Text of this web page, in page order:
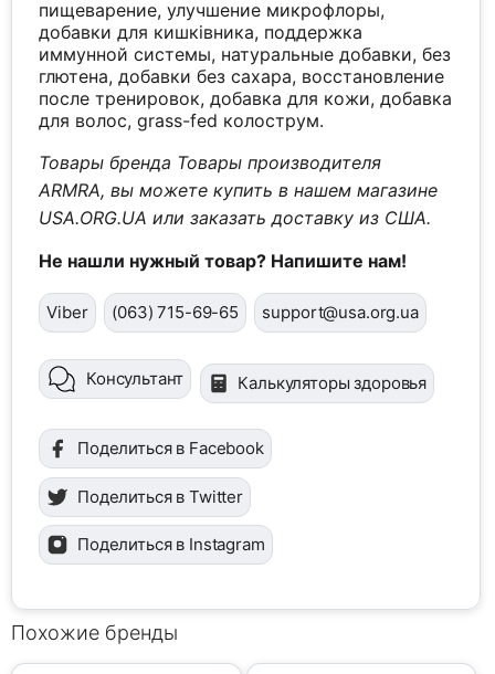
пищеварение, улучшение микрофлоры,
добавки для кишківника, поддержка
иммунной системы, натуральные добавки, без
глютена, добавки без сахара, восстановление
после тренировок, добавка для кожи, добавка
для волос, grass-fed колострум.
Товары бренда Товары производителя
ARMRA, вы можете купить в нашем магазине
USA.ORG.UA или заказать доставку из США.
Не нашли нужный товар? Напишите нам!
Viber (063) 715-69-65 support@usa.org.ua
Консультант Калькуляторы здоровья
Поделиться в Facebook
Поделиться в Twitter
Поделиться в Instagram
Похожие бренды